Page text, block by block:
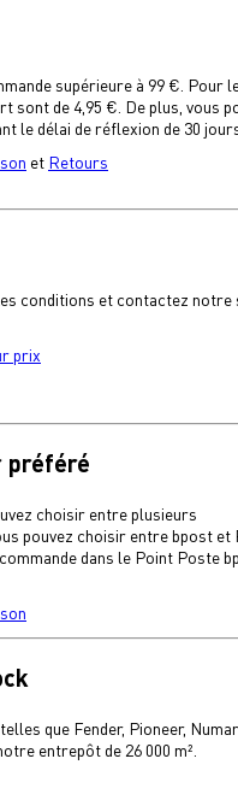
supérieure à 99 €. Pour
sont de 4,95 €. De plus, vous
le délai de réflexion de 30
et Retours
conditions et contactez notre
prix
préféré
choisir entre plusieurs
pouvez choisir entre bpost et
dans le Point Poste
que Fender, Pioneer,
entrepôt de 26 000 m².